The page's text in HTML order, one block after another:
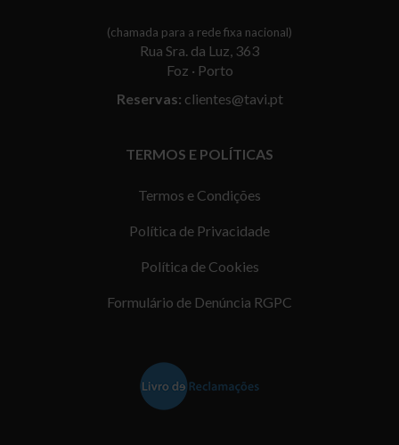
(chamada para a rede fixa nacional)
Rua Sra. da Luz, 363
Foz · Porto
Reservas: clientes@tavi.pt
TERMOS E POLÍTICAS
Termos e Condições
Política de Privacidade
Política de Cookies
Formulário de Denúncia RGPC